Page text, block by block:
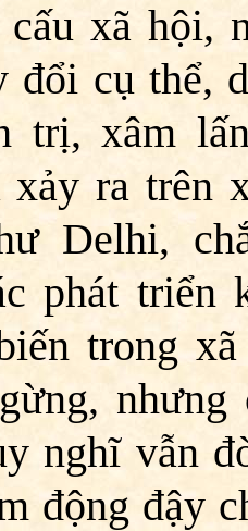
xã hội,
đổi cụ thể,
trị, xâm
xảy ra trên
Delhi,
phát triển
trong
nghĩ vẫn
động đậy